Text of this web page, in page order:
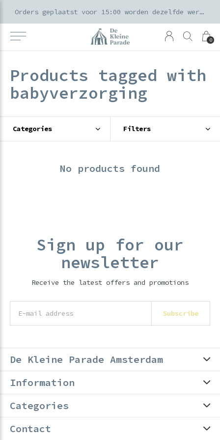
0
Orders geplaatst voor 15:00 worden dezelfde werkdag verzonden
Products tagged with
babyverzorging
Categories Filters
No products found
Sign up for our
newsletter
Receive the latest offers and promotions
Subscribe
De Kleine Parade Amsterdam
Information
Categories
Contact